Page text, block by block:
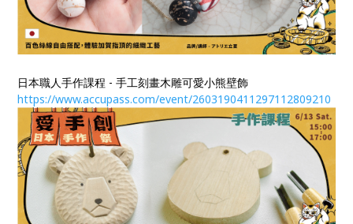
日本職人手作課程 - 手工刻畫木雕可愛小熊壁飾
https://www.accupass.com/event/2603190411297112809210